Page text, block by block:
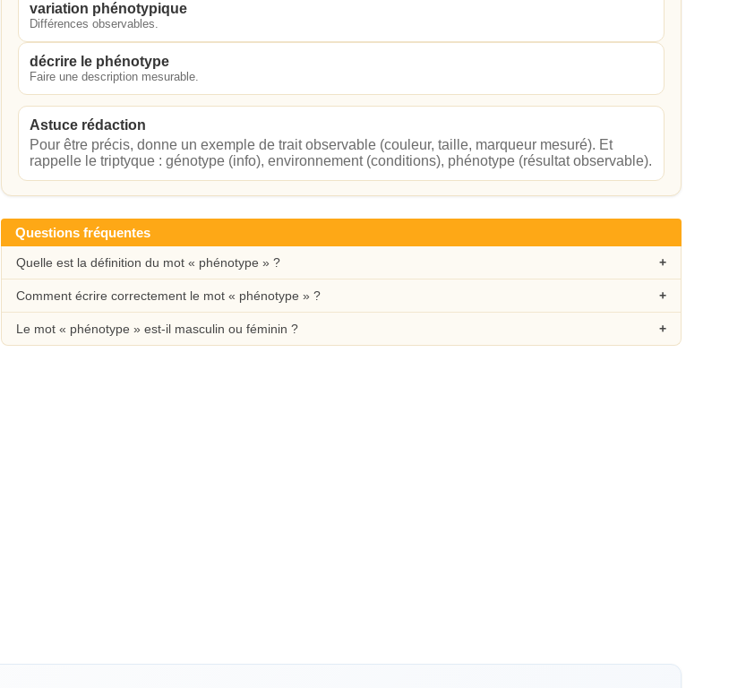
variation phénotypique
Différences observables.
décrire le phénotype
Faire une description mesurable.
Astuce rédaction
Pour être précis, donne un exemple de trait observable (couleur, taille, marqueur mesuré). Et
rappelle le triptyque : génotype (info), environnement (conditions), phénotype (résultat observable).
Questions fréquentes
Quelle est la définition du mot « phénotype » ?
Comment écrire correctement le mot « phénotype » ?
Le mot « phénotype » est-il masculin ou féminin ?